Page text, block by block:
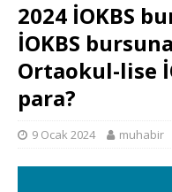
2024 İOKBS
İOKBS
Ortaokul-lise
para?
9 Ocak 2024 muhabir